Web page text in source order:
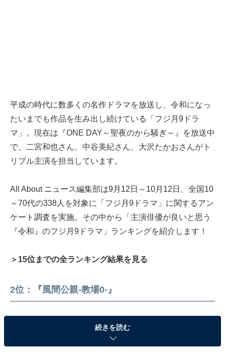
平成の時代に数多くの名作ドラマを放送し、令和になっ
たいまでも作品を生み出し続けている「フジ月9ドラ
マ」。現在は『ONE DAY～聖夜のから騒ぎ～』を放送中
で、二宮和也さん、中谷美紀さん、大沢たかおさんがト
リプル主演を担当しています。
All About ニュース編集部は9月12日～10月12日、全国10
～70代の338人を対象に「フジ月9ドラマ」に関するアン
ケート調査を実施。その中から「主演俳優が良いと思う
『令和』のフジ月9ドラマ」ランキングを紹介します！
＞15位までの全ランキング結果を見る
2位：『風間公親-教場0-』
続きを読む